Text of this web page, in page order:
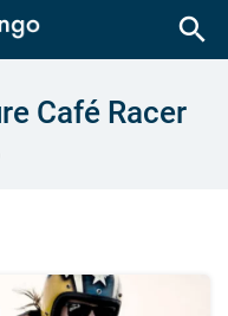
search
Café Racer